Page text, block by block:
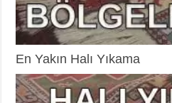
En Yakın Halı Yıkama